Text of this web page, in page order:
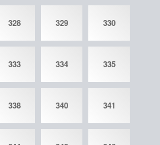
328 329 330
333 334 335
338 340 341